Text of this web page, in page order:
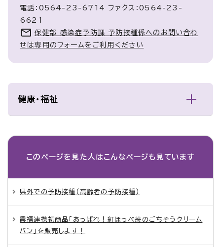
電話：0564-23-6714 ファクス：0564-23-
6621
保健部 感染症予防課 予防接種係へのお問い合わ
せは専用のフォームをご利用ください
健康・福祉
このページを見た人は こんなページも見ています
県外での予防接種（高齢者の予防接種）
農福連携初商品「あっぱれ！紅ほっぺ苺のごちそうクリーム
パン」を販売します！